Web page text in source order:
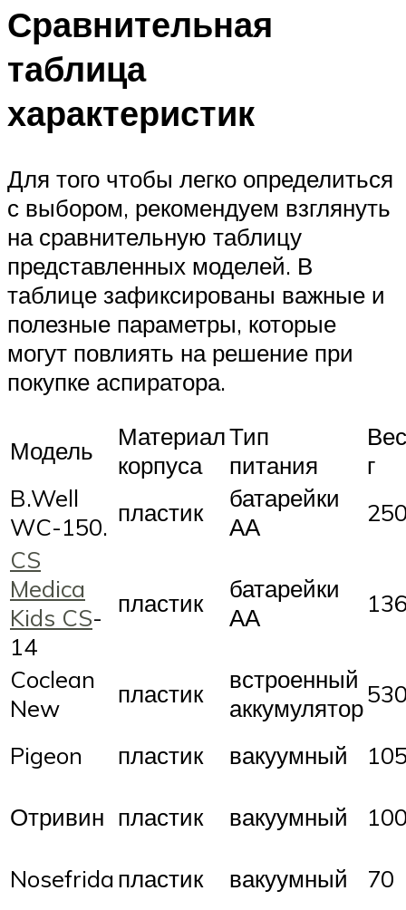
Сравнительная
таблица
характеристик
Для того чтобы легко определиться
с выбором, рекомендуем взглянуть
на сравнительную таблицу
представленных моделей. В
таблице зафиксированы важные и
полезные параметры, которые
могут повлиять на решение при
покупке аспиратора.
Модель
Материал
корпуса
Тип
питания
г
B.Well
WC-150. пластик
батарейки
АА
CS
Medica
Kids CS-
14
пластик
батарейки
АА
Coclean
New
пластик
встроенный
аккумулятор
Pigeon пластик вакуумный
Отривин пластик вакуумный
Nosefridaпластик вакуумный
70